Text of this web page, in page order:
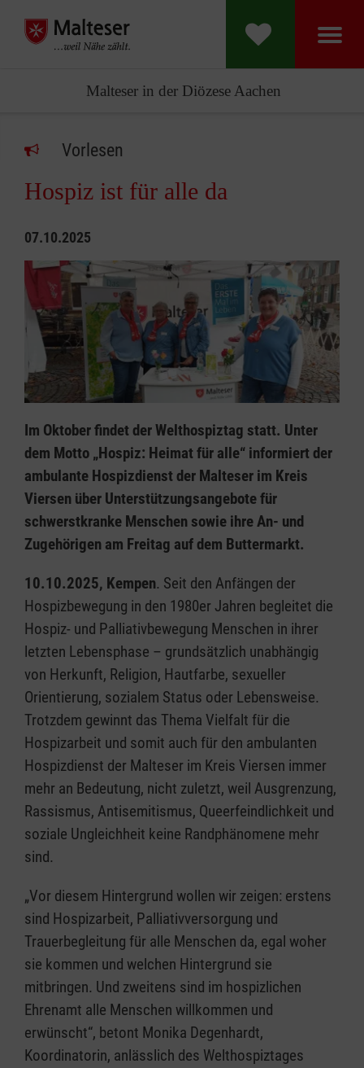
Malteser in der Diözese Aachen
Vorlesen
Hospiz ist für alle da
07.10.2025
Im Oktober findet der Welthospiztag statt. Unter
dem Motto „Hospiz: Heimat für alle“ informiert der
ambulante Hospizdienst der Malteser im Kreis
Viersen über Unterstützungsangebote für
schwerstkranke Menschen sowie ihre An- und
Zugehörigen am Freitag auf dem Buttermarkt.
10.10.2025, Kempen. Seit den Anfängen der
Hospizbewegung in den 1980er Jahren begleitet die
Hospiz- und Palliativbewegung Menschen in ihrer
letzten Lebensphase – grundsätzlich unabhängig
von Herkunft, Religion, Hautfarbe, sexueller
Orientierung, sozialem Status oder Lebensweise.
Trotzdem gewinnt das Thema Vielfalt für die
Hospizarbeit und somit auch für den ambulanten
Hospizdienst der Malteser im Kreis Viersen immer
mehr an Bedeutung, nicht zuletzt, weil Ausgrenzung,
Rassismus, Antisemitismus, Queerfeindlichkeit und
soziale Ungleichheit keine Randphänomene mehr
sind.
„Vor diesem Hintergrund wollen wir zeigen: erstens
sind Hospizarbeit, Palliativversorgung und
Trauerbegleitung für alle Menschen da, egal woher
sie kommen und welchen Hintergrund sie
mitbringen. Und zweitens sind im hospizlichen
Ehrenamt alle Menschen willkommen und
erwünscht“, betont Monika Degenhardt,
Koordinatorin, anlässlich des Welthospiztages